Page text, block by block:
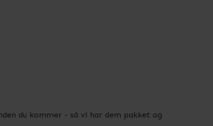
du kommer - så vi har dem pakket og